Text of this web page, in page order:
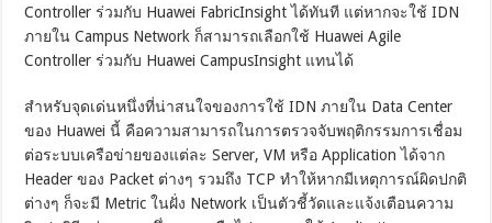
Controller ร่วมกับ Huawei FabricInsight ได้ทันที แต่หากจะใช้ IDN
ภายใน Campus Network ก็สามารถเลือกใช้ Huawei Agile
Controller ร่วมกับ Huawei CampusInsight แทนได้
สำหรับจุดเด่นหนึ่งที่น่าสนใจของการใช้ IDN ภายใน Data Center
ของ Huawei นี้ คือความสามารถในการตรวจจับพฤติกรรมการเชื่อม
ต่อระบบเครือข่ายของแต่ละ Server, VM หรือ Application ได้จาก
Header ของ Packet ต่างๆ รวมถึง TCP ทำให้หากมีเหตุการณ์ผิดปกติ
ต่างๆ ก็จะมี Metric ในฝั่ง Network เป็นตัวชี้วัดและแจ้งเตือนความ